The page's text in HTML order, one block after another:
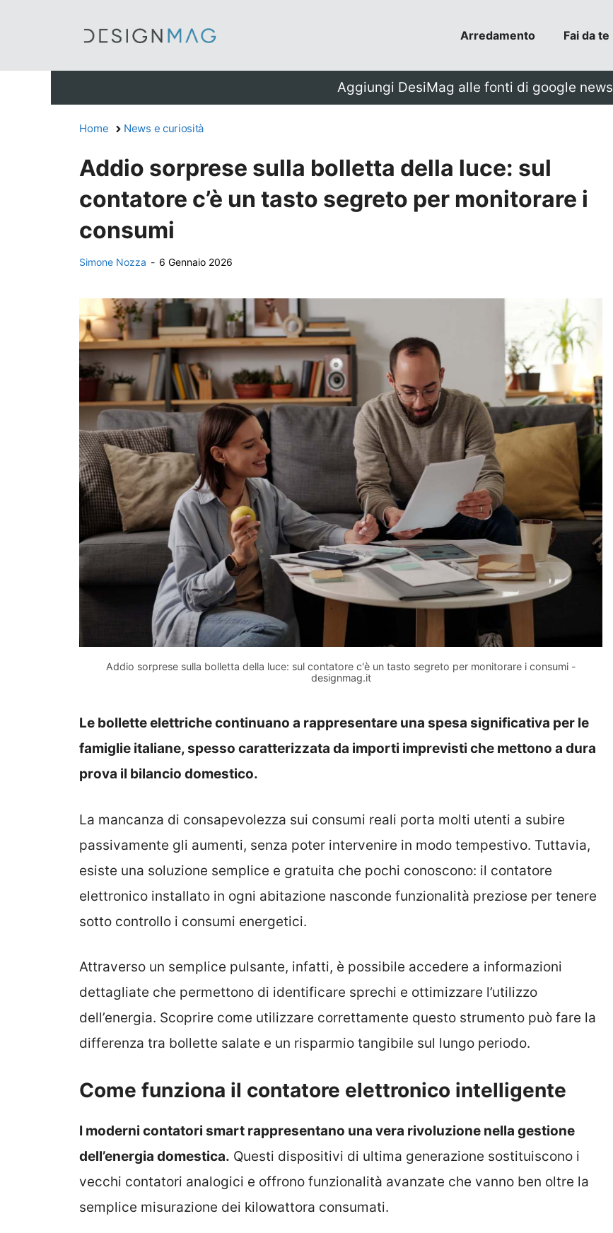
Arredamento Fai da te
Aggiungi DesiMag alle fonti di google news
Home News e curiosità
Addio sorprese sulla bolletta della luce: sul
contatore c’è un tasto segreto per monitorare i
consumi
Simone Nozza - 6 Gennaio 2026
Addio sorprese sulla bolletta della luce: sul contatore c'è un tasto segreto per monitorare i consumi -
designmag.it
Le bollette elettriche continuano a rappresentare una spesa significativa per le
famiglie italiane, spesso caratterizzata da importi imprevisti che mettono a dura
prova il bilancio domestico.
La mancanza di consapevolezza sui consumi reali porta molti utenti a subire
passivamente gli aumenti, senza poter intervenire in modo tempestivo. Tuttavia,
esiste una soluzione semplice e gratuita che pochi conoscono: il contatore
elettronico installato in ogni abitazione nasconde funzionalità preziose per tenere
sotto controllo i consumi energetici.
Attraverso un semplice pulsante, infatti, è possibile accedere a informazioni
dettagliate che permettono di identificare sprechi e ottimizzare l’utilizzo
dell’energia. Scoprire come utilizzare correttamente questo strumento può fare la
differenza tra bollette salate e un risparmio tangibile sul lungo periodo.
Come funziona il contatore elettronico intelligente
I moderni contatori smart rappresentano una vera rivoluzione nella gestione
dell’energia domestica. Questi dispositivi di ultima generazione sostituiscono i
vecchi contatori analogici e offrono funzionalità avanzate che vanno ben oltre la
semplice misurazione dei kilowattora consumati.